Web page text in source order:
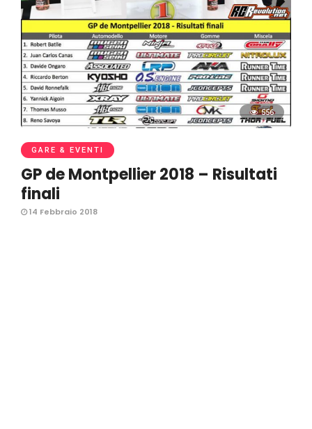
556
GARE & EVENTI
GP de Montpellier 2018 – Risultati
finali
14 Febbraio 2018